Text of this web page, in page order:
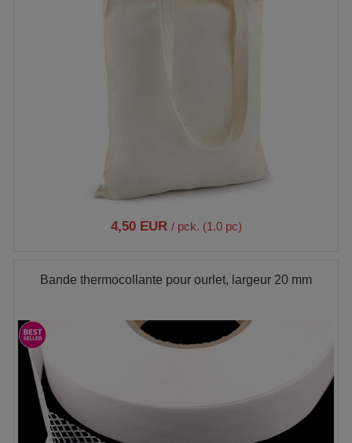
4,50 EUR / pck. (1.0 pc)
Bande thermocollante pour ourlet, largeur 20 mm